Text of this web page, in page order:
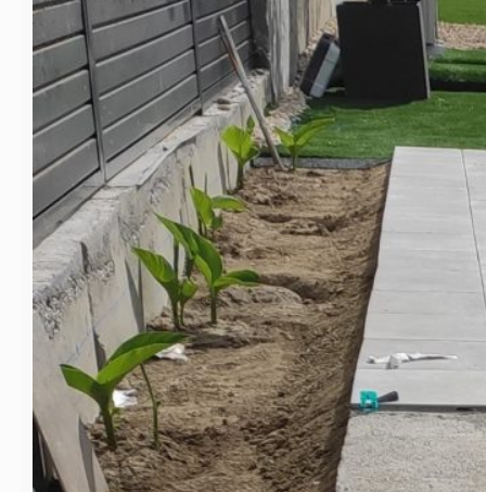
Hacer
primavera
La primavera, la
Estamos a